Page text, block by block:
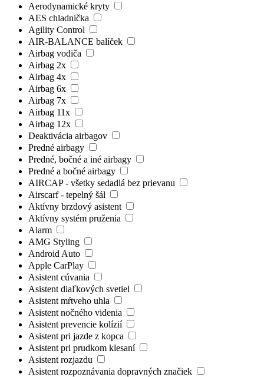
Aerodynamické kryty
AES chladnička
Agility Control
AIR-BALANCE balíček
Airbag vodiča
Airbag 2x
Airbag 4x
Airbag 6x
Airbag 7x
Airbag 11x
Airbag 12x
Deaktivácia airbagov
Predné airbagy
Predné, bočné a iné airbagy
Predné a bočné airbagy
AIRCAP - všetky sedadlá bez prievanu
Airscarf - tepelný šál
Aktívny brzdový asistent
Aktívny systém pruženia
Alarm
AMG Styling
Android Auto
Apple CarPlay
Asistent cúvania
Asistent diaľkových svetiel
Asistent mŕtveho uhla
Asistent nočného videnia
Asistent prevencie kolízií
Asistent pri jazde z kopca
Asistent pri prudkom klesaní
Asistent rozjazdu
Asistent rozpoznávania dopravných značiek